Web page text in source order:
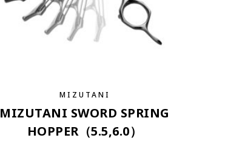
MIZUTANI
MIZUTANI SWORD SPRING
HOPPER（5.5,6.0）